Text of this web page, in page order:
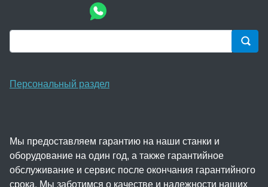
Персональный раздел
Мы предоставляем гарантию на наши станки и
оборудование на один год, а также гарантийное
обслуживание и сервис после окончания гарантийного
срока. Мы заботимся о качестве и надежности наших